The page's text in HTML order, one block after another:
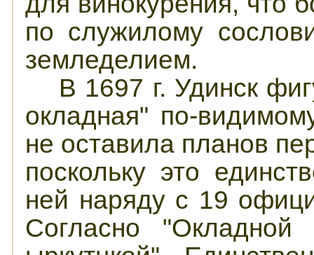
по служилому
земледелием.
В 1697 г. Удинск
окладная" по-
не оставила планов
поскольку это
ней наряду с 19
Согласно